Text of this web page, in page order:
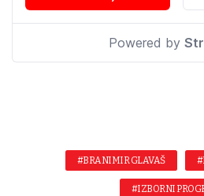
#BRANIMIR GLAVAŠ
#IZBORNI